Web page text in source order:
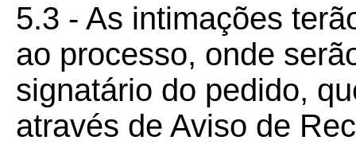
5.3 - As intimações
ao processo, onde
signatário do pedido,
através de Aviso de